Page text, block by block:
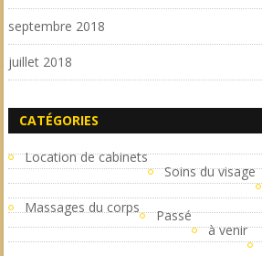
septembre 2018
juillet 2018
CATÉGORIES
Location de cabinets
Soins du visage
Massages du corps
Passé
à venir